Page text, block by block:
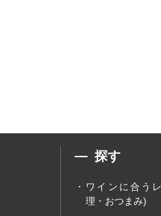
探す
ワインに合う
理・おつまみ)